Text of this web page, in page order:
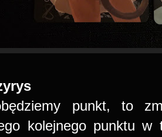
punkt, to
kolejnego punktu